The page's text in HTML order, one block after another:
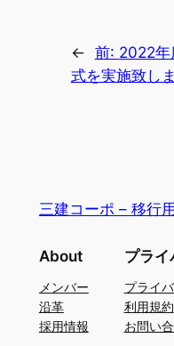
← 前: 2022年
式を実施致し
三建コーポ – 移行用
About
メンバー
沿革
採用情報
プライ
プライ
利用規約
お問い